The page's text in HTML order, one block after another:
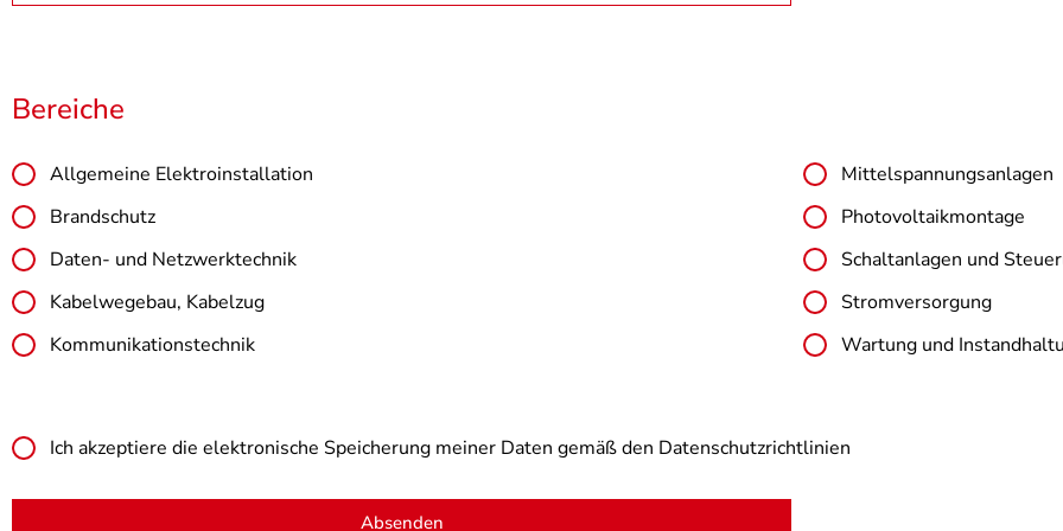
Bereiche
Allgemeine Elektroinstallation
Brandschutz
Daten- und Netzwerktechnik
Kabelwegebau, Kabelzug
Kommunikationstechnik
Mittelspannungsanlagen
Photovoltaikmontage
Schaltanlagen und
Stromversorgung
Wartung und
Ich akzeptiere die elektronische Speicherung meiner Daten gemäß den Datenschutzrichtlinien
Absenden